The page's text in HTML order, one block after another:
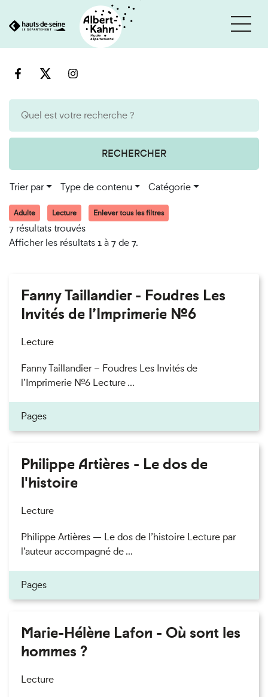
au
RECHERCHER
Trier par Type de contenu Catégorie
Adulte Lecture Enlever tous les filtres
7 résultats trouvés
Afficher les résultats 1 à 7 de 7.
Fanny Taillandier - Foudres Les
Invités de l’Imprimerie n°6
Lecture
Fanny Taillandier – Foudres Les Invités de
l’Imprimerie n°6 Lecture ...
Pages
Philippe Artières - Le dos de
l'histoire
Lecture
Philippe Artières — Le dos de l’histoire Lecture par
l’auteur accompagné de ...
Pages
Marie-Hélène Lafon - Où sont les
hommes ?
Lecture
Cookies et traceurs utilisés sur ce site